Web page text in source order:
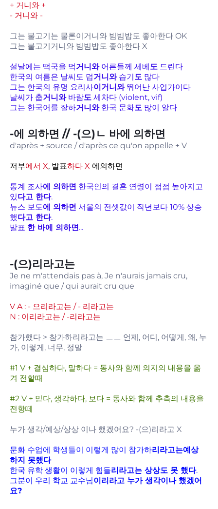
+ 거니와 +
- 거니와 -
그는 불고기는 물론이거니와 빔빔밥도 좋아한다 OK
그는 불고기거니와 빔빔밥도 좋아한다 X
설날에는 떡국을 먹거니와어른들께 세베 도 드린다
한국의 여름은 날씨도 덥거니와습기 도 많다
그는 한국의 유명 요리사이거니와뛰어난 사업가이다
날씨가 춥거니와바람도 세차다 (violent, vif)
그는 한국어를 잘하거니와한국 문화도 많이 알다
-에 의하면 // -(으)ㄴ 바에 의하면
d'après + source / d'après ce qu'on appelle + V
저부에서 X, 발표하다 X 에의하면
통계 조사에 의하면 한국인의 결혼 연령이 점점 높아지고
있다고 한다.
뉴스 보도에 의하면 서울의 전셋값이 작년보다 10% 상승
했다고 한다.
발표 한 바에 의하면...
-(으)리라고는
Je ne m'attendais pas à, Je n'aurais jamais cru,
imaginé que / qui aurait cru que
V A : - 으리라고는 / - 리라고는
N : 이리라고는 / -리라고는
참가했다 > 참가하리라고는 ㅡㅡ 언제, 어디, 어떻게, 왜, 누
가, 이렇게, 너무, 정말
#1 V + 결심하다, 말하다 = 동사와 함께 의지의 내용을 옮
겨 전할때
#2 V + 믿다, 생각하다, 보다 = 동사와 함께 추측의 내용을
전항떼
누가 생각/예상/상상 이나 했겠어요? -(으)리라고 X
문화 수업에 학생들이 이렇게 많이 참가하리라고는예상
하지 못했다
한국 유학 생활이 이렇게 힘들리라고는 상상도 못 했다.
그분이 우리 학교 교수님이리라고 누가 생각이나 했겠어
요?